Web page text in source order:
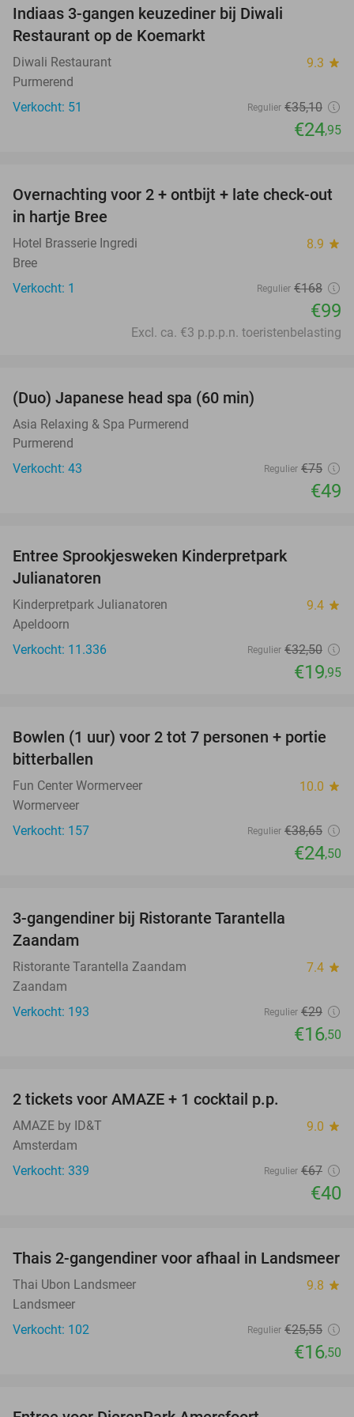
Indiaas 3-gangen keuzediner bij Diwali
Restaurant op de Koemarkt
Diwali Restaurant 9.3 star
Purmerend
Verkocht: 51
Regulier €35,10
€24,95
41%
TODAY
Overnachting voor 2 + ontbijt + late check-out
in hartje Bree
Hotel Brasserie Ingredi 8.9 star
Bree
Verkocht: 1
Regulier €168
€99
Excl. ca. €3 p.p.p.n. toeristenbelasting
(Duo) Japanese head spa (60 min)
Asia Relaxing & Spa Purmerend
Purmerend
Verkocht: 43
Regulier €75
€49
Entree Sprookjesweken Kinderpretpark
Julianatoren
Kinderpretpark Julianatoren 9.4 star
Apeldoorn
Verkocht: 11.336
Regulier €32,50
€19,95
37%
Bowlen (1 uur) voor 2 tot 7 personen + portie
bitterballen
Fun Center Wormerveer 10.0 star
Wormerveer
Verkocht: 157
Regulier €38,65
€24,50
3-gangendiner bij Ristorante Tarantella
Zaandam
Ristorante Tarantella Zaandam 7.4 star
Zaandam
Verkocht: 193
Regulier €29
€16,50
2 tickets voor AMAZE + 1 cocktail p.p.
AMAZE by ID&T 9.0 star
Amsterdam
Verkocht: 339
Regulier €67
€40
35%
Thais 2-gangendiner voor afhaal in Landsmeer
Thai Ubon Landsmeer 9.8 star
Landsmeer
Verkocht: 102
Regulier €25,55
€16,50